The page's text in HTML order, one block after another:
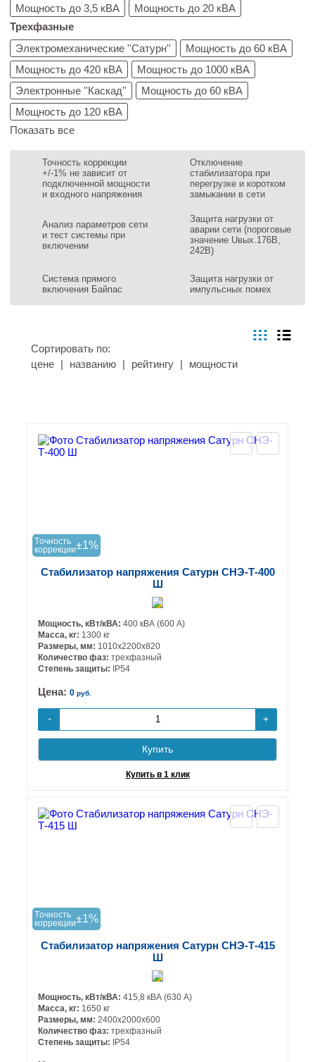
Мощность до 3,5 кВА
Мощность до 20 кВА
Трехфазные
Электромеханические ''Сатурн''
Мощность до 60 кВА
Мощность до 420 кВА
Мощность до 1000 кВА
Электронные ''Каскад''
Мощность до 60 кВА
Мощность до 120 кВА
Показать все
Точность коррекции
+/-1% не зависит от
подключенной мощности
и входного напряжения
Отключение
стабилизатора при
перегрузке и коротком
замыкании в сети
Анализ параметров сети
и тест системы при
включении
Защита нагрузки от
аварии сети (пороговые
значение Uвых.176В,
242В)
Система прямого
включения Байпас
Защита нагрузки от
импульсных помех
Сортировать по:
цене | названию | рейтингу | мощности
Tочность
коррекции±1%
Стабилизатор напряжения Сатурн СНЭ-Т-400
Ш
Мощность, кВт/кВА: 400 кВА (600 А)
Масса, кг: 1300 кг
Размеры, мм: 1010х2200х820
Количество фаз: трехфазный
Степень защиты:
IP54
Цена: 0 руб.
- +
Купить
Купить в 1 клик
Tочность
коррекции±1%
Стабилизатор напряжения Сатурн СНЭ-Т-415
Ш
Мощность, кВт/кВА: 415,8 кВА (630 А)
Масса, кг: 1650 кг
Размеры, мм: 2400х2000х600
Количество фаз: трехфазный
Степень защиты: IP54